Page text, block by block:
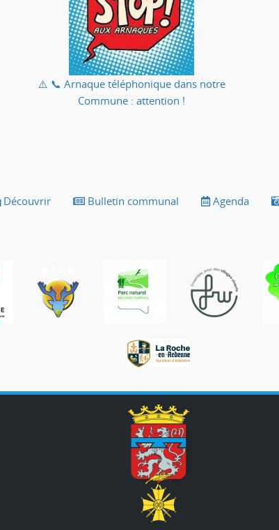
⚠️ 📞 Arnaque téléphonique dans notre
Commune : attention !
Découvrir Bulletin communal Agenda